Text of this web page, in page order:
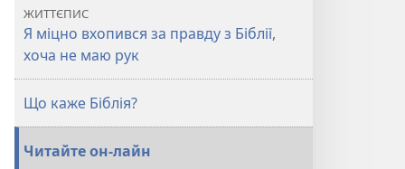
ЖИТТЄПИС
Я міцно вхопився за правду з Біблії,
хоча не маю рук
Що каже Біблія?
Читайте он-лайн